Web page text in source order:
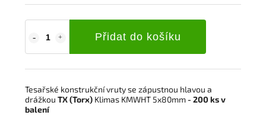
Přidat do košíku
Tesařské konstrukční vruty se zápustnou hlavou a
drážkou TX (Torx) Klimas KMWHT 5x80mm- 200 ks v
balení